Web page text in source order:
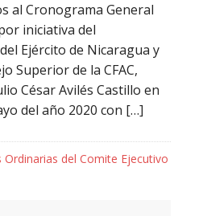
al Cronograma General
iniciativa del
Ejército de Nicaragua y
Superior de la CFAC,
César Avilés Castillo en
del año 2020 con […]
Ordinarias del Comite Ejecutivo